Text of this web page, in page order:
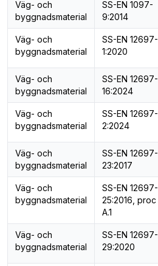
Väg- och
byggnadsmaterial
SS-EN 1097-
9:2014
Väg- och
byggnadsmaterial
SS-EN 12697-
1:2020
Väg- och
byggnadsmaterial
SS-EN 12697-
16:2024
Väg- och
byggnadsmaterial
SS-EN 12697-
2:2024
Väg- och
byggnadsmaterial
SS-EN 12697-
23:2017
Väg- och
byggnadsmaterial
SS-EN 12697-
25:2016, proc
A.1
Väg- och
byggnadsmaterial
SS-EN 12697-
29:2020